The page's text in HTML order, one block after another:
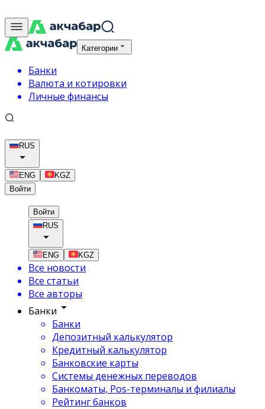
Категории
Банки
Валюта и котировки
Личные финансы
RUS
ENG
KGZ
Войти
Войти
RUS
ENG KGZ
Все новости
Все статьи
Все авторы
Банки
Банки
Депозитный калькулятор
Кредитный калькулятор
Банковские карты
Системы денежных переводов
Банкоматы, Pos-терминалы и филиалы
Рейтинг банков